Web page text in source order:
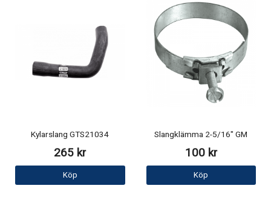
Kylarslang GTS21034
265 kr
Köp
Slangklämma 2-5/16" GM
100 kr
Köp